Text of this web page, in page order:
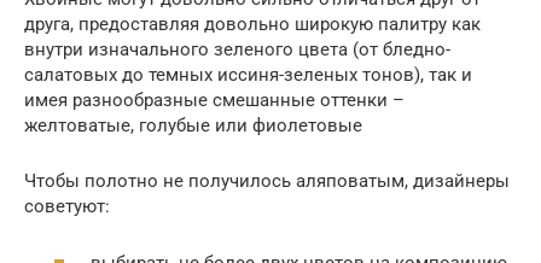
друга, предоставляя довольно широкую палитру как
внутри изначального зеленого цвета (от бледно-
салатовых до темных иссиня-зеленых тонов), так и
имея разнообразные смешанные оттенки –
желтоватые, голубые или фиолетовые
Чтобы полотно не получилось аляповатым, дизайнеры
советуют: